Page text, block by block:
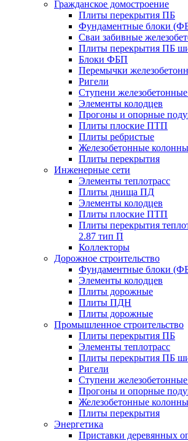
Гражданское домостроение
Плиты перекрытия ПБ
Фундаментные блоки
Сваи забивные
Плиты перекрытия ПБ
Блоки ФБП
Перемычки
Ригели
Ступени
Элементы колодцев
Прогоны и опорные
Плиты плоские ПТП
Плиты ребристые
Железобетонные колонны
Плиты перекрытия
Инженерные сети
Элементы теплотрасс
Плиты днища ПД
Элементы колодцев
Плиты плоские ПТП
Плиты перекрытия
2.87 тип П
Коллекторы
Дорожное строительство
Фундаментные блоки
Элементы колодцев
Плиты дорожные
Плиты ПДН
Плиты дорожные
Промышленное строительство
Плиты перекрытия ПБ
Элементы теплотрасс
Плиты перекрытия ПБ
Ригели
Ступени
Прогоны и опорные
Железобетонные колонны
Плиты перекрытия
Энергетика
Приставки деревянных